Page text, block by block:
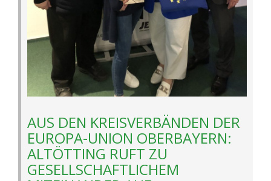
AUS DEN KREISVERBÄNDEN DER
EUROPA-UNION OBERBAYERN:
ALTÖTTING RUFT ZU
GESELLSCHAFTLICHEM